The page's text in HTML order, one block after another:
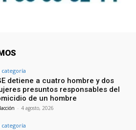
categoría
detiene a cuatro hombre y dos
presuntos responsables del
de un hombre
- 4 agosto, 2026
categoría